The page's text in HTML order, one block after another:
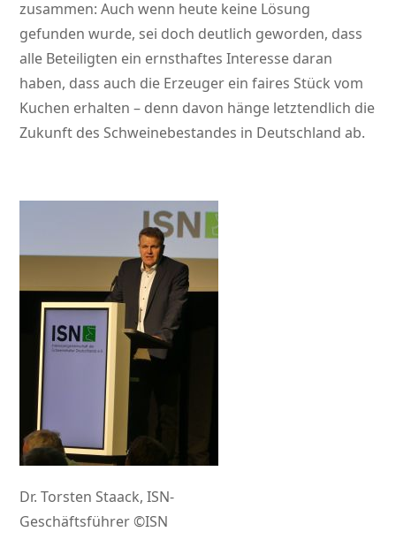
zusammen: Auch wenn heute keine Lösung
gefunden wurde, sei doch deutlich geworden, dass
alle Beteiligten ein ernsthaftes Interesse daran
haben, dass auch die Erzeuger ein faires Stück vom
Kuchen erhalten – denn davon hänge letztendlich die
Zukunft des Schweinebestandes in Deutschland ab.
Dr. Torsten Staack, ISN-
Geschäftsführer ©ISN